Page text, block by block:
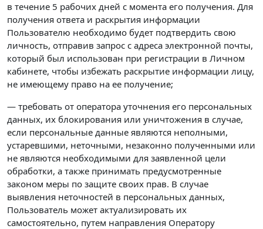
в течение 5 рабочих дней с момента его получения. Для
получения ответа и раскрытия информации
Пользователю необходимо будет подтвердить свою
личность, отправив запрос с адреса электронной почты,
который был использован при регистрации в Личном
кабинете, чтобы избежать раскрытие информации лицу,
не имеющему право на ее получение;
— требовать от оператора уточнения его персональных
данных, их блокирования или уничтожения в случае,
если персональные данные являются неполными,
устаревшими, неточными, незаконно полученными или
не являются необходимыми для заявленной цели
обработки, а также принимать предусмотренные
законом меры по защите своих прав. В случае
выявления неточностей в персональных данных,
Пользователь может актуализировать их
самостоятельно, путем направления Оператору